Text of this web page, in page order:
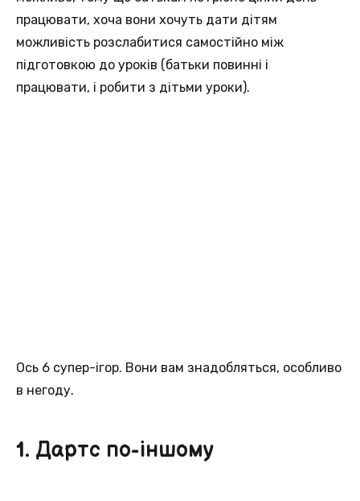
працювати, хоча вони хочуть дати дітям
можливість розслабитися самостійно між
підготовкою до уроків (батьки повинні і
працювати, і робити з дітьми уроки).
Ось 6 супер-ігор. Вони вам знадобляться, особливо
в негоду.
1. Дартс по-іншому